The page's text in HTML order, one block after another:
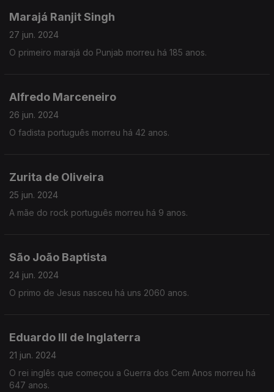
Marajá Ranjit Singh
27 jun. 2024
O primeiro marajá do Punjab morreu há 185 anos.
Alfredo Marceneiro
26 jun. 2024
O fadista português morreu há 42 anos.
Zurita de Oliveira
25 jun. 2024
A mãe do rock português morreu há 9 anos.
São João Baptista
24 jun. 2024
O primo de Jesus nasceu há uns 2060 anos.
Eduardo III de Inglaterra
21 jun. 2024
O rei inglês que começou a Guerra dos Cem Anos morreu há
647 anos.